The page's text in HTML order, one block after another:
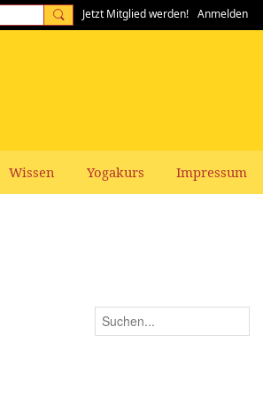
Jetzt Mitglied werden! Anmelden
Wissen Yogakurs Impressum